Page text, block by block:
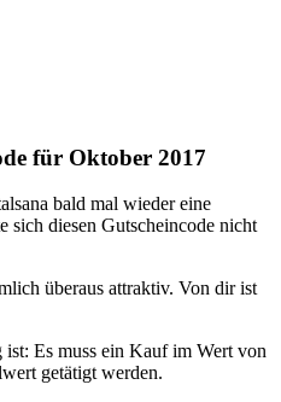
für Oktober 2017
bald mal wieder eine
sich diesen Gutscheincode nicht
überaus attraktiv. Von dir ist
Es muss ein Kauf im Wert von
getätigt werden.